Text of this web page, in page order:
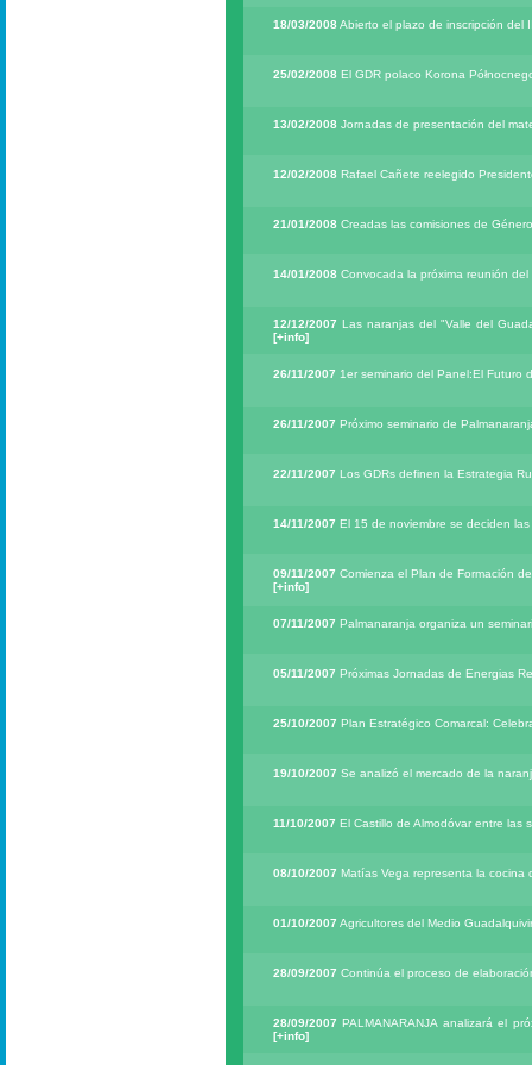
18/03/2008Abierto el plazo de inscripción del
25/02/2008 El GDR polaco Korona
13/02/2008 Jornadas de presentación del
12/02/2008 Rafael Cañete reelegido
21/01/2008 Creadas las comisiones de
14/01/2008 Convocada la próxima reunión
12/12/2007 Las naranjas del "Valle del
[+info]
26/11/2007 1er seminario del Panel:El Futuro
26/11/2007 Próximo seminario de
22/11/2007 Los GDRs definen la Estrategia
14/11/2007 El 15 de noviembre se deciden
09/11/2007 Comienza el Plan de Formación
[+info]
07/11/2007 Palmanaranja organiza un
05/11/2007 Próximas Jornadas de Energias
25/10/2007 Plan Estratégico Comarcal:
19/10/2007 Se analizó el mercado de la
11/10/2007 El Castillo de Almodóvar entre las
08/10/2007 Matías Vega representa la cocina
01/10/2007 Agricultores del Medio
28/09/2007 Continúa el proceso de
28/09/2007 PALMANARANJA analizará el
[+info]